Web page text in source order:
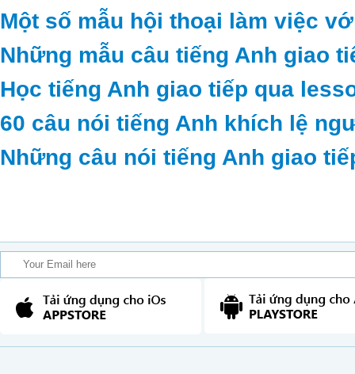
Một số mẫu hội thoại làm việc
Những mẫu câu tiếng Anh giao
Học tiếng Anh giao tiếp qua
60 câu nói tiếng Anh khích lệ
Những câu nói tiếng Anh giao